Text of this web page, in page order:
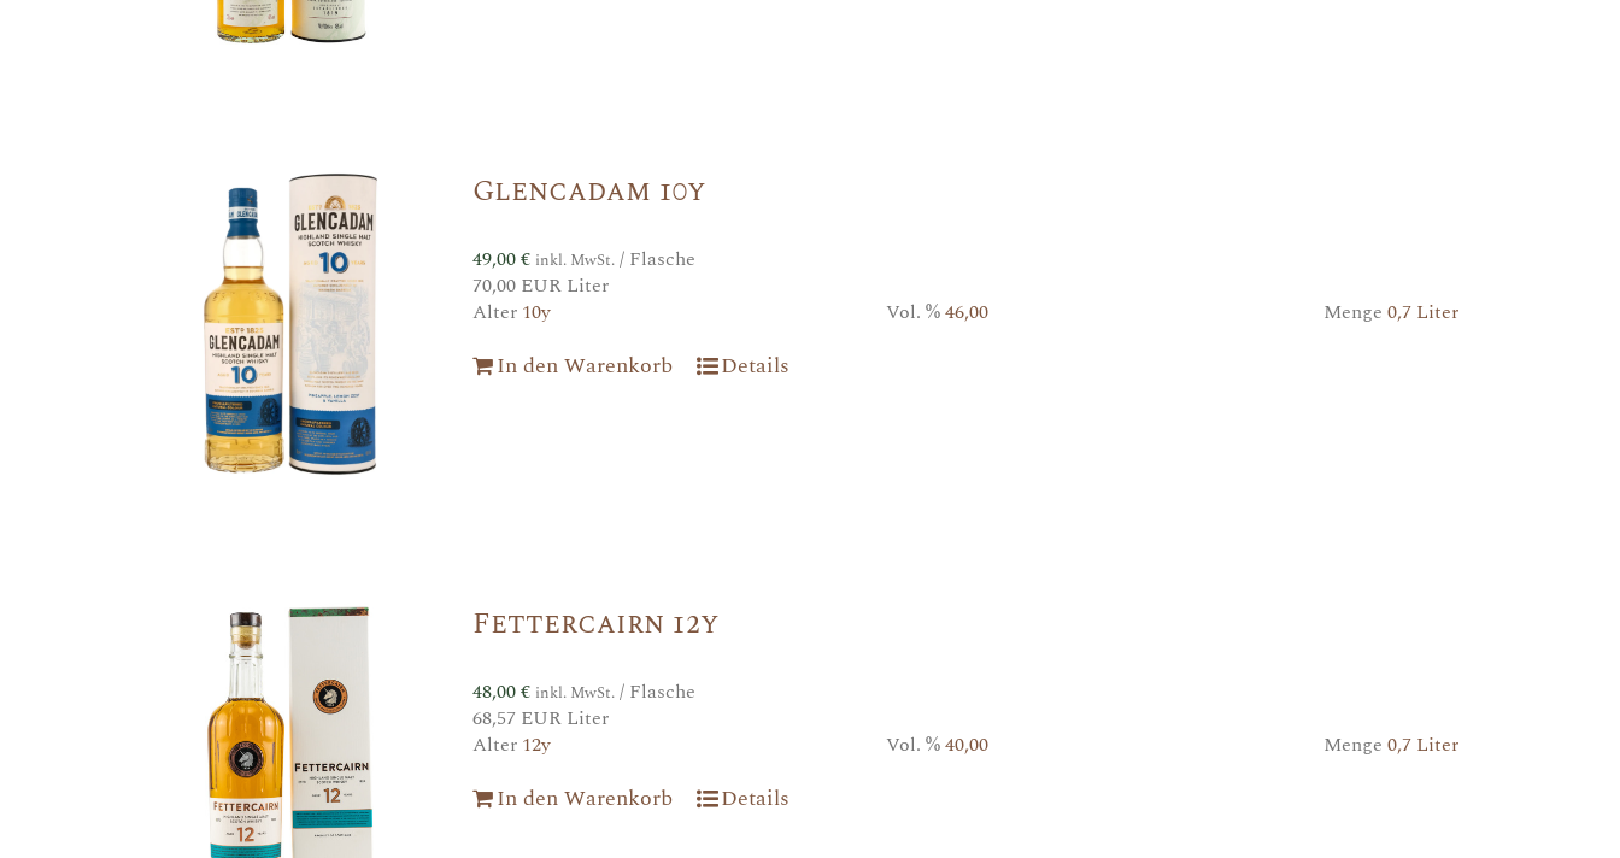
Glencadam 10y
49,00€ inkl. MwSt./ Flasche
70,00 EUR Liter
Alter 10y Vol. %46,00 Menge 0,7 Liter
In den Warenkorb Details
Fettercairn 12y
48,00€ inkl. MwSt./ Flasche
68,57 EUR Liter
Alter 12y Vol. %40,00 Menge 0,7 Liter
In den Warenkorb Details